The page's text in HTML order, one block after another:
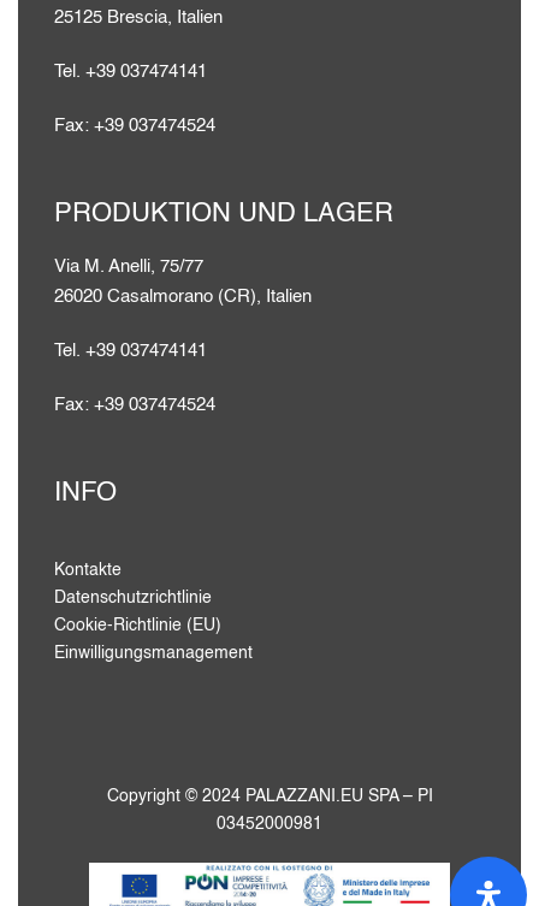
25125 Brescia, Italien
Tel. +39 037474141
Fax: +39 037474524
PRODUKTION UND LAGER
Via M. Anelli, 75/77
26020 Casalmorano (CR), Italien
Tel. +39 037474141
Fax: +39 037474524
INFO
Kontakte
Datenschutzrichtlinie
Cookie-Richtlinie (EU)
Einwilligungsmanagement
Copyright © 2024 PALAZZANI.EU SPA – PI
03452000981